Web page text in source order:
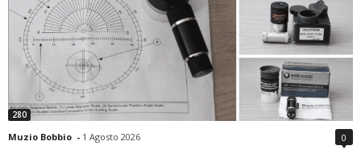
280
Muzio Bobbio - 1 Agosto 2026 0